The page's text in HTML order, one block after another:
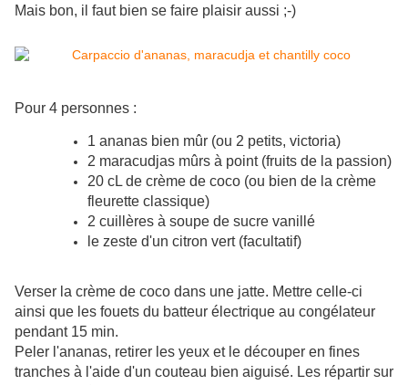
Mais bon, il faut bien se faire plaisir aussi ;-)
Pour 4 personnes :
1 ananas bien mûr (ou 2 petits, victoria)
2 maracudjas mûrs à point (fruits de la passion)
20 cL de crème de coco (ou bien de la crème
fleurette classique)
2 cuillères à soupe de sucre vanillé
le zeste d'un citron vert (facultatif)
Verser la crème de coco dans une jatte. Mettre celle-ci
ainsi que les fouets du batteur électrique au congélateur
pendant 15 min.
Peler l'ananas, retirer les yeux et le découper en fines
tranches à l'aide d'un couteau bien aiguisé. Les répartir sur